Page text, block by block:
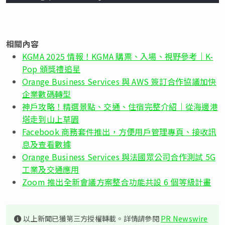
相關內容
KGMA 2025 情報！KGMA 購票、入場、視野參考｜K-
Pop 頒獎禮追星
Orange Business Services 與 AWS 簽訂合作協議加快
企業數碼轉型
神戶攻略！精選景點、交通、住宿完整介紹｜從海邊港
塔走到山上草園
Facebook 商務套件推出，方便用戶管理專頁、接收訊
息及查看數據
Orange Business Services 與法國眾公司合作測試 5G
工業及交通應用
Zoom 推出全新會議方案整合功能共設 6 個等級計畫
以上新聞已獲第三方授權轉載。詳情請參閱PR Newswire